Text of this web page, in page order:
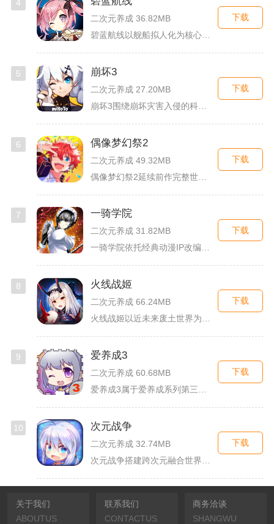
4
二次元养成 36.82MB
下载
5 崩坏3
二次元养成 27.20MB
下载
6 偶像梦幻祭2
二次元养成 49.32MB
下载
7 一骑学院
二次元养成 31.82MB
一骑学院依托经典动漫IP改编，把三国武将化身学院少女角色，主...
下载
8 火线战姬
二次元养成 66.24MB
下载
9 爱养成3
二次元养成 60.68MB
下载
10 次元战争
二次元养成 32.74MB
下载
关于我们
ABOUTUS
联系我们
CONTACTUS
商务洽谈
SHANGWU